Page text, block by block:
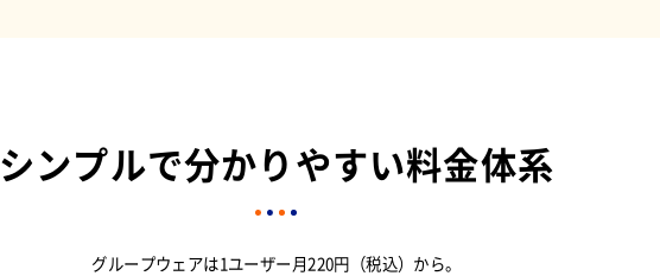
シンプルで分かりやすい料金体系
グループウェアは1ユーザー月220円（税込）から。